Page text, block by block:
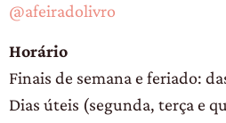
@afeiradolivro
Horário
Finais de semana e feriado:
Dias úteis (segunda, terça e